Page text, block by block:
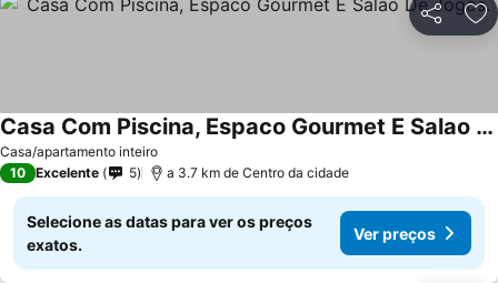
Partilhar
Casa/apartamento inteiro
Casa Com Piscina, Espaco Gourmet E Salao De Jogos.
10 Excelente 5 a 3.7 km de Centro da cidade
Selecione as datas para ver os preços
exatos.
Ver preços